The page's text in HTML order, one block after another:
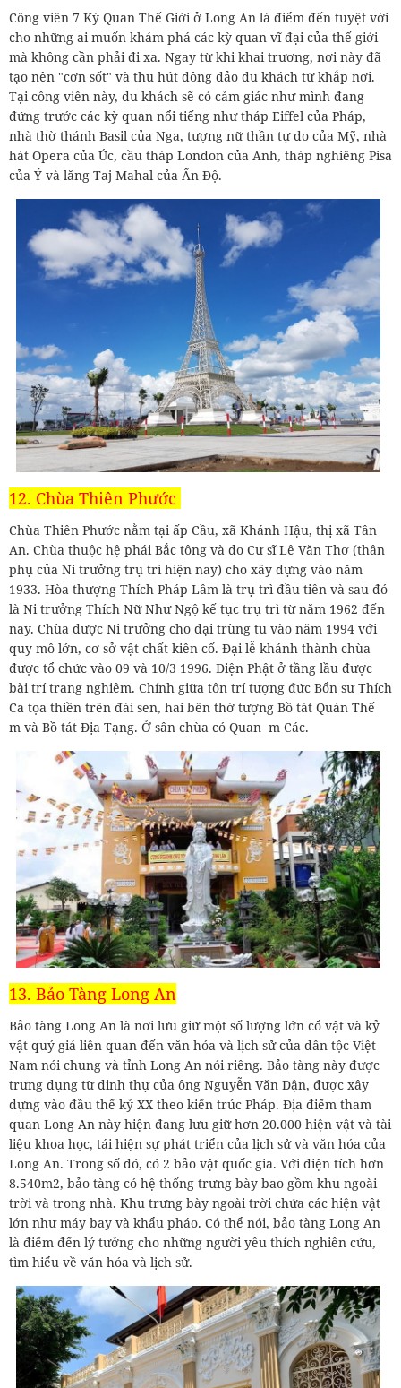
Công viên 7 Kỳ Quan Thế Giới ở Long An là điểm đến tuyệt vời
cho những ai muốn khám phá các kỳ quan vĩ đại của thế giới
mà không cần phải đi xa. Ngay từ khi khai trương, nơi này đã
tạo nên "cơn sốt" và thu hút đông đảo du khách từ khắp nơi.
Tại công viên này, du khách sẽ có cảm giác như mình đang
đứng trước các kỳ quan nổi tiếng như tháp Eiffel của Pháp,
nhà thờ thánh Basil của Nga, tượng nữ thần tự do của Mỹ, nhà
hát Opera của Úc, cầu tháp London của Anh, tháp nghiêng Pisa
của Ý và lăng Taj Mahal của Ấn Độ.
12. Chùa Thiên Phước
Chùa Thiên Phước nằm tại ấp Cầu, xã Khánh Hậu, thị xã Tân
An. Chùa thuộc hệ phái Bắc tông và do Cư sĩ Lê Văn Thơ (thân
phụ của Ni trưởng trụ trì hiện nay) cho xây dựng vào năm
1933. Hòa thượng Thích Pháp Lâm là trụ trì đầu tiên và sau đó
là Ni trưởng Thích Nữ Như Ngộ kế tục trụ trì từ năm 1962 đến
nay. Chùa được Ni trưởng cho đại trùng tu vào năm 1994 với
quy mô lớn, cơ sở vật chất kiên cố. Đại lễ khánh thành chùa
được tổ chức vào 09 và 10/3 1996. Điện Phật ở tầng lầu được
bài trí trang nghiêm. Chính giữa tôn trí tượng đức Bổn sư Thích
Ca tọa thiền trên đài sen, hai bên thờ tượng Bồ tát Quán Thế
m và Bồ tát Địa Tạng. Ở sân chùa có Quan m Các.
13. Bảo Tàng Long An
Bảo tàng Long An là nơi lưu giữ một số lượng lớn cổ vật và kỷ
vật quý giá liên quan đến văn hóa và lịch sử của dân tộc Việt
Nam nói chung và tỉnh Long An nói riêng. Bảo tàng này được
trưng dụng từ dinh thự của ông Nguyễn Văn Dận, được xây
dựng vào đầu thế kỷ XX theo kiến trúc Pháp. Địa điểm tham
quan Long An này hiện đang lưu giữ hơn 20.000 hiện vật và tài
liệu khoa học, tái hiện sự phát triển của lịch sử và văn hóa của
Long An. Trong số đó, có 2 bảo vật quốc gia. Với diện tích hơn
8.540m2, bảo tàng có hệ thống trưng bày bao gồm khu ngoài
trời và trong nhà. Khu trưng bày ngoài trời chứa các hiện vật
lớn như máy bay và khẩu pháo. Có thể nói, bảo tàng Long An
là điểm đến lý tưởng cho những người yêu thích nghiên cứu,
tìm hiểu về văn hóa và lịch sử.